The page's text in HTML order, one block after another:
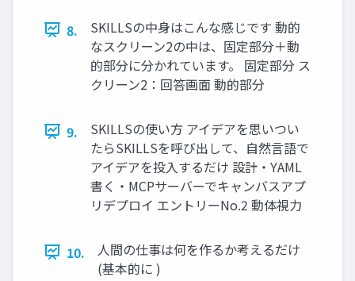
8.
SKILLSの中身はこんな感じです 動的
なスクリーン2の中は、固定部分＋動
的部分に分かれています。 固定部分 ス
クリーン2：回答画面 動的部分
9.
SKILLSの使い方 アイデアを思いつい
たらSKILLSを呼び出して、自然言語で
アイデアを投入するだけ 設計・YAML
書く・MCPサーバーでキャンバスアプ
リデプロイ エントリーNo.2 動体視力
10.
人間の仕事は何を作るか考えるだけ
(基本的に )